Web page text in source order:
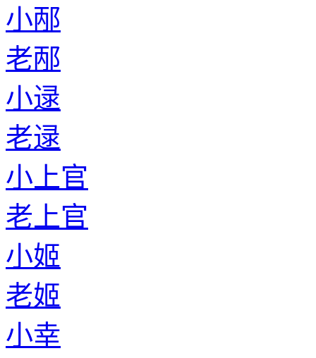
小邴
老邴
小逯
老逯
小上官
老上官
小姬
老姬
小幸